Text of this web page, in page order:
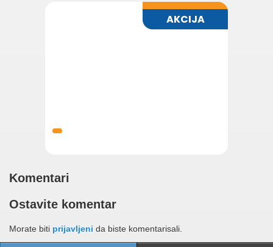
Komentari
Ostavite komentar
Morate biti prijavljeni da biste komentarisali.